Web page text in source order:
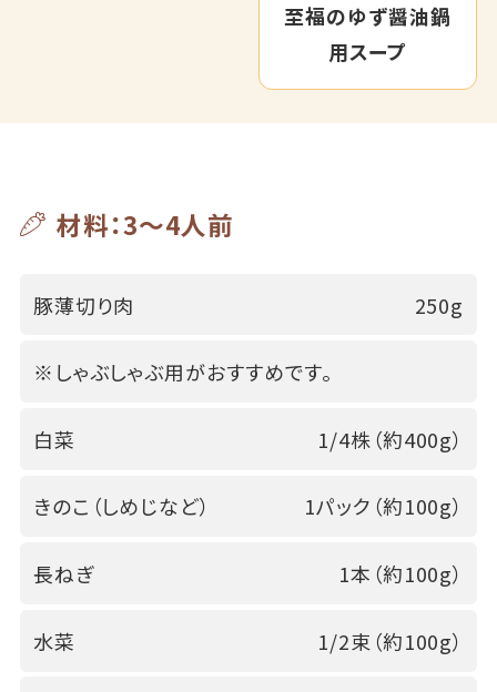
至福のゆず醤油鍋
用スープ
材料：3～4人前
豚薄切り肉 250g
※しゃぶしゃぶ用がおすすめです。
白菜 1/4株（約400g）
きのこ（しめじなど） 1パック（約100g）
長ねぎ 1本（約100g）
水菜 1/2束（約100g）